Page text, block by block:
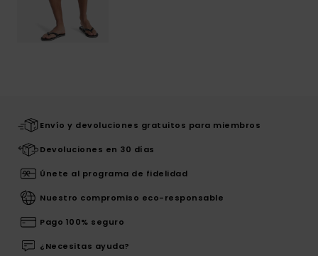
Envío y devoluciones gratuitos para miembros
Devoluciones en 30 días
Únete al programa de fidelidad
Nuestro compromiso eco-responsable
Pago 100% seguro
¿Necesitas ayuda?